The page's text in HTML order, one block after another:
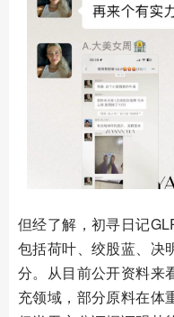
但经了解，初寻日记
包括荷叶、绞股蓝、决
分。从目前公开资料来
充领域，部分原料在体